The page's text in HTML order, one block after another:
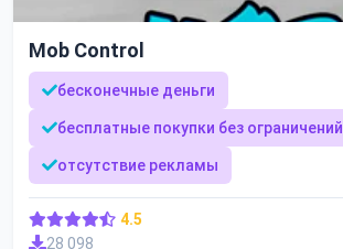
Mob Control
бесконечные деньги
бесплатные покупки без ограничений
отсутствие рекламы
4.5
28 098